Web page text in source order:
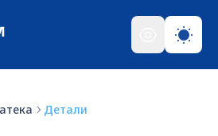
Детали